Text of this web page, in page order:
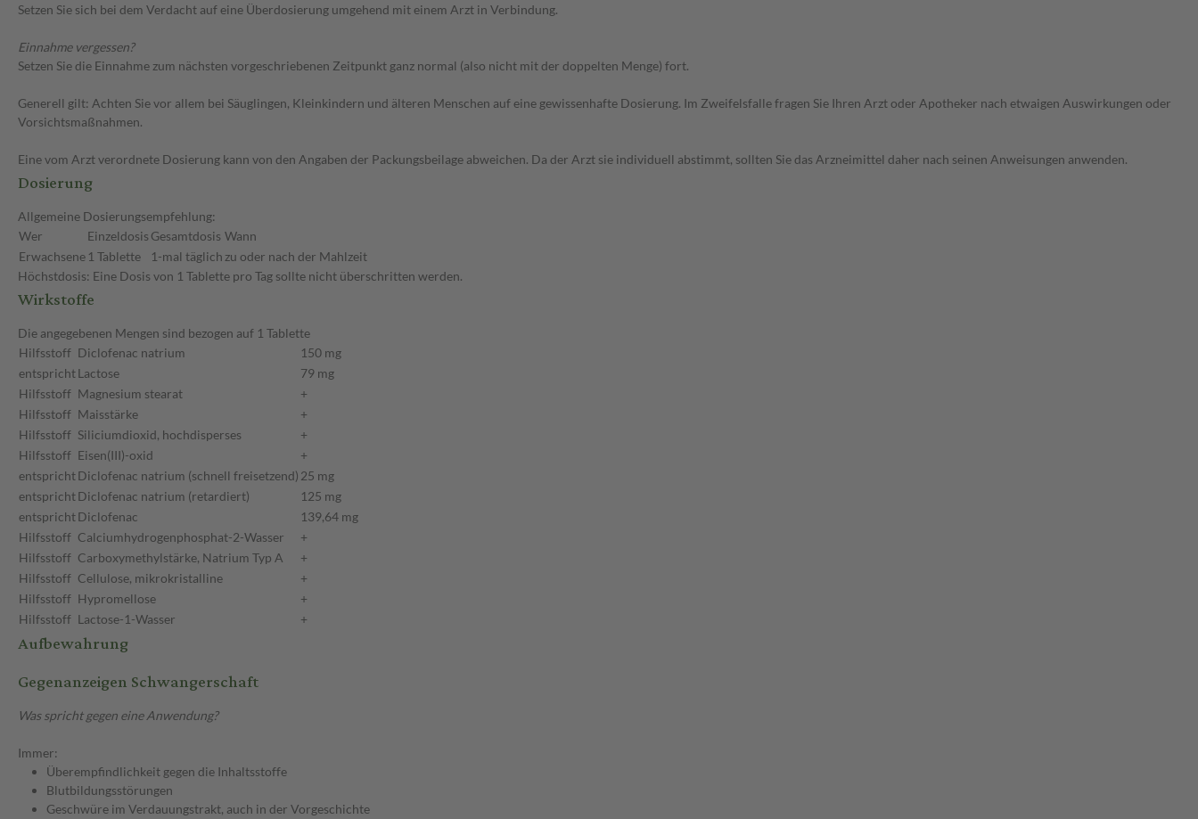
Setzen Sie sich bei dem Verdacht auf eine Überdosierung umgehend mit einem Arzt in Verbindung.
Einnahme vergessen?
Setzen Sie die Einnahme zum nächsten vorgeschriebenen Zeitpunkt ganz normal (also nicht mit der doppelten Menge) fort.
Generell gilt: Achten Sie vor allem bei Säuglingen, Kleinkindern und älteren Menschen auf eine gewissenhafte Dosierung. Im Zweifelsfalle fragen Sie Ihren Arzt oder Apotheker nach etwaigen Auswirkungen oder
Vorsichtsmaßnahmen.
Eine vom Arzt verordnete Dosierung kann von den Angaben der Packungsbeilage abweichen. Da der Arzt sie individuell abstimmt, sollten Sie das Arzneimittel daher nach seinen Anweisungen anwenden.
Dosierung
Allgemeine Dosierungsempfehlung:
Wer
Einzeldosis Gesamtdosis Wann
Erwachsene 1 Tablette 1-mal täglich zu oder nach der Mahlzeit
Höchstdosis: Eine Dosis von 1 Tablette pro Tag sollte nicht überschritten werden.
Wirkstoffe
Die angegebenen Mengen sind bezogen auf 1 Tablette
Hilfsstoff Diclofenac natrium
150 mg
entsprichtLactose
79 mg
Hilfsstoff Magnesium stearat
+
Hilfsstoff Maisstärke
+
Hilfsstoff Siliciumdioxid, hochdisperses
+
Hilfsstoff Eisen(III)-oxid
+
entsprichtDiclofenac natrium (schnell freisetzend) 25 mg
entsprichtDiclofenac natrium (retardiert)
125 mg
entsprichtDiclofenac
139,64 mg
Hilfsstoff Calciumhydrogenphosphat-2-Wasser
+
Hilfsstoff Carboxymethylstärke, Natrium Typ A
+
Hilfsstoff Cellulose, mikrokristalline
+
Hilfsstoff Hypromellose
+
Hilfsstoff Lactose-1-Wasser +
Aufbewahrung
Gegenanzeigen Schwangerschaft
Was spricht gegen eine Anwendung?
Immer:
Überempfindlichkeit gegen die Inhaltsstoffe
Blutbildungsstörungen
Geschwüre im Verdauungstrakt, auch in der Vorgeschichte